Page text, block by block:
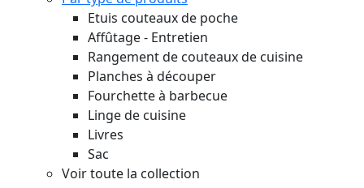
Etuis couteaux de poche
Affûtage - Entretien
Rangement de couteaux de cuisine
Planches à découper
Fourchette à barbecue
Linge de cuisine
Livres
Sac
Voir toute la collection